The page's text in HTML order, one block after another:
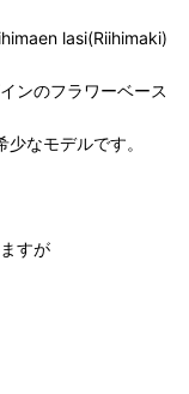
lasi(Riihimaki)
ンのフラワーベース
なモデルです。
すが